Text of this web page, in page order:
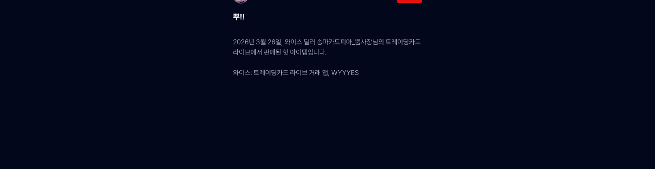
뿌!!
2026년 3월 26일, 와이스 딜러 송파카드피아_뿜사장님의 트레이딩카드
라이브에서 판매된 힛 아이템입니다.
와이스: 트레이딩카드 라이브 거래 앱, WYYYES